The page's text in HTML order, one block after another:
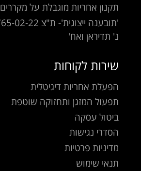
תקנון אחריות מוגבלת על מקררים
נ' תדיראן ואח'
שירות לקוחות
הפעלת אחריות דיגיטלית
תפעול המזגן ותחזוקה שוטפת
ביטול עסקה
הסדרי נגישות
מדיניות פרטיות
תנאי שימוש